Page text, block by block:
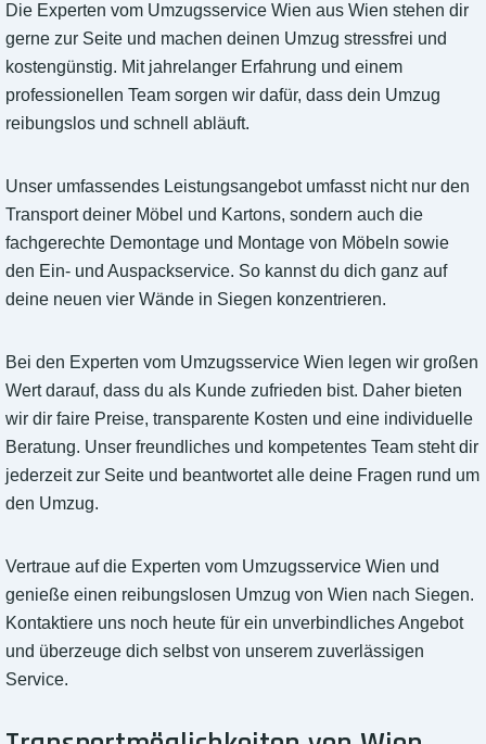
Die Experten vom Umzugsservice Wien aus Wien stehen dir
gerne zur Seite und machen deinen Umzug stressfrei und
kostengünstig. Mit jahrelanger Erfahrung und einem
professionellen Team sorgen wir dafür, dass dein Umzug
reibungslos und schnell abläuft.
Unser umfassendes Leistungsangebot umfasst nicht nur den
Transport deiner Möbel und Kartons, sondern auch die
fachgerechte Demontage und Montage von Möbeln sowie
den Ein- und Auspackservice. So kannst du dich ganz auf
deine neuen vier Wände in Siegen konzentrieren.
Bei den Experten vom Umzugsservice Wien legen wir großen
Wert darauf, dass du als Kunde zufrieden bist. Daher bieten
wir dir faire Preise, transparente Kosten und eine individuelle
Beratung. Unser freundliches und kompetentes Team steht dir
jederzeit zur Seite und beantwortet alle deine Fragen rund um
den Umzug.
Vertraue auf die Experten vom Umzugsservice Wien und
genieße einen reibungslosen Umzug von Wien nach Siegen.
Kontaktiere uns noch heute für ein unverbindliches Angebot
und überzeuge dich selbst von unserem zuverlässigen
Service.